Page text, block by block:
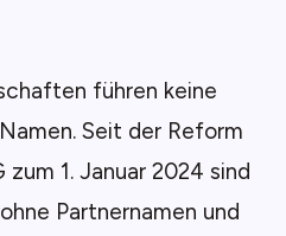
führen keine
Seit der Reform
zum 1. Januar 2024 sind
Partnernamen und